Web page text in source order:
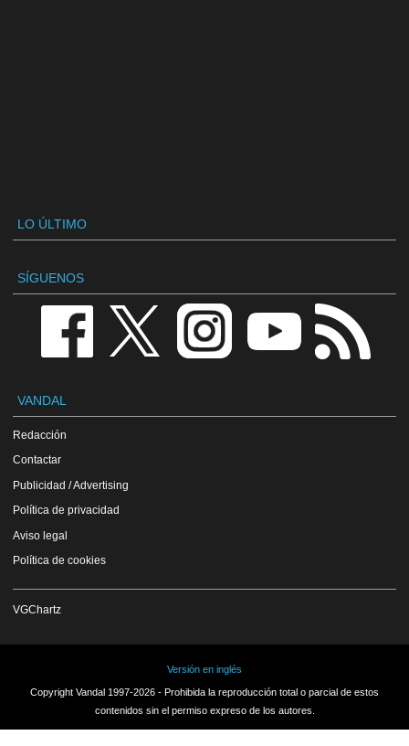
LO ÚLTIMO
SÍGUENOS
VANDAL
Redacción
Contactar
Publicidad / Advertising
Política de privacidad
Aviso legal
Política de cookies
VGChartz
Versión en inglés
Copyright Vandal 1997-2026 - Prohibida la reproducción total o parcial de estos
contenidos sin el permiso expreso de los autores.